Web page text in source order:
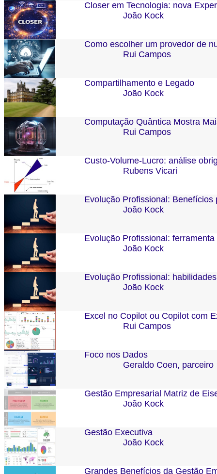
Closer em Tecnologia: nova
João Kock
Como escolher um provedor de
Rui Campos
Compartilhamento e Legado
João Kock
Computação Quântica Mostra
Rui Campos
Custo-Volume-Lucro: análise
Rubens Vicari
Evolução Profissional:
João Kock
Evolução Profissional:
João Kock
Evolução Profissional:
João Kock
Excel no Copilot ou Copilot com
Rui Campos
Foco nos Dados
Geraldo Coen, parceiro
Gestão Empresarial Matriz de
João Kock
Gestão Executiva
João Kock
Grandes Benefícios da Gestão